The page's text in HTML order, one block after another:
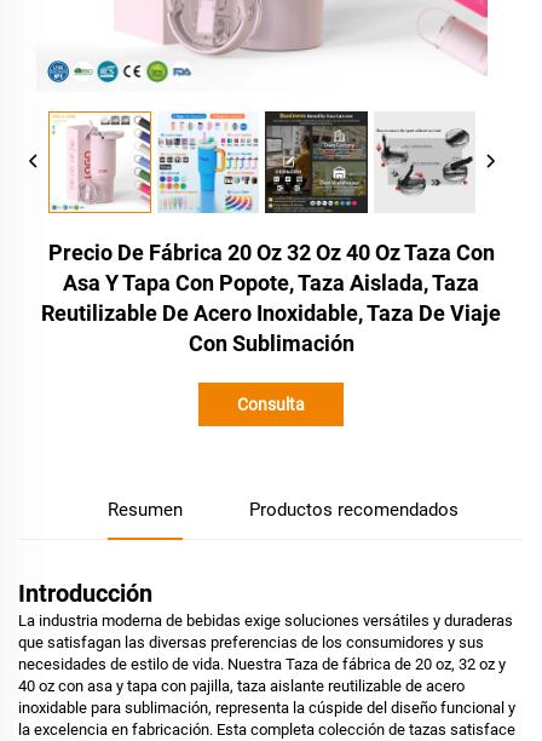
Precio De Fábrica 20 Oz 32 Oz 40 Oz Taza Con
Asa Y Tapa Con Popote, Taza Aislada, Taza
Reutilizable De Acero Inoxidable, Taza De Viaje
Con Sublimación
Consulta
Resumen Productos recomendados
Introducción
La industria moderna de bebidas exige soluciones versátiles y duraderas
que satisfagan las diversas preferencias de los consumidores y sus
necesidades de estilo de vida. Nuestra Taza de fábrica de 20 oz, 32 oz y
40 oz con asa y tapa con pajilla, taza aislante reutilizable de acero
inoxidable para sublimación, representa la cúspide del diseño funcional y
la excelencia en fabricación. Esta completa colección de tazas satisface